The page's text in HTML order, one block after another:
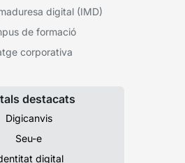
digital (IMD)
de formació
corporativa
destacats
Digicanvis
Seu-e
digital